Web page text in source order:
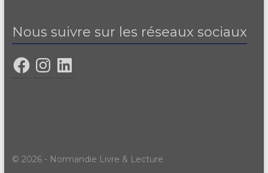
Nous suivre sur les réseaux sociaux
© 2026 - Normandie Livre & Lecture